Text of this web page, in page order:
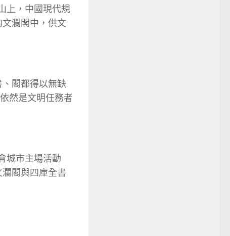
上，中國現代規
瀾閣中，供文
閣都得以無缺
然是文明任務者
城市主場活動
閣與四庫全書